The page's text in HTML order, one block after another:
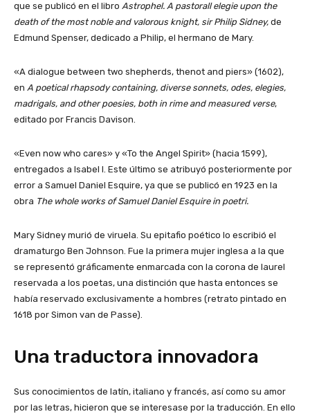
que se publicó en el libro Astrophel. A pastorall elegie upon the
death of the most noble and valorous knight, sir Philip Sidney, de
Edmund Spenser, dedicado a Philip, el hermano de Mary.
«A dialogue between two shepherds, thenot and piers» (1602),
en A poetical rhapsody containing, diverse sonnets, odes, elegies,
madrigals, and other poesies, both in rime and measured verse,
editado por Francis Davison.
«Even now who cares» y «To the Angel Spirit» (hacia 1599),
entregados a Isabel I. Este último se atribuyó posteriormente por
error a Samuel Daniel Esquire, ya que se publicó en 1923 en la
obra The whole works of Samuel Daniel Esquire in poetri.
Mary Sidney murió de viruela. Su epitafio poético lo escribió el
dramaturgo Ben Johnson. Fue la primera mujer inglesa a la que
se representó gráficamente enmarcada con la corona de laurel
reservada a los poetas, una distinción que hasta entonces se
había reservado exclusivamente a hombres (retrato pintado en
1618 por Simon van de Passe).
Una traductora innovadora
Sus conocimientos de latín, italiano y francés, así como su amor
por las letras, hicieron que se interesase por la traducción. En ello